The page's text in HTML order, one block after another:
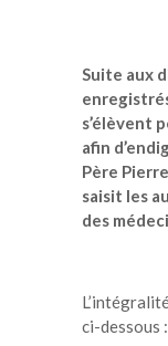
Suite aux
s’élèvent
afin
Père
saisit les
des
ci-dessous :